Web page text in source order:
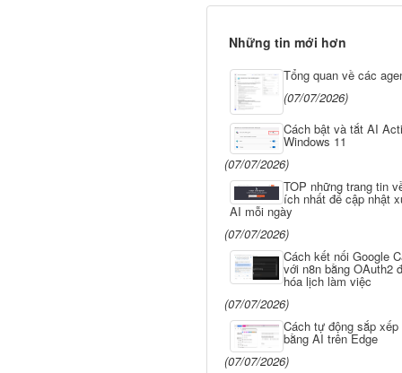
Những tin mới hơn
Tổng quan về các
(07/07/2026)
Cách bật và tắt AI
Windows 11
(07/07/2026)
TOP những trang tin
ích nhất để cập nhật
AI mỗi ngày
(07/07/2026)
Cách kết nối Google
với n8n bằng OAuth2
hóa lịch làm việc
(07/07/2026)
Cách tự động sắp
bằng AI trên Edge
(07/07/2026)